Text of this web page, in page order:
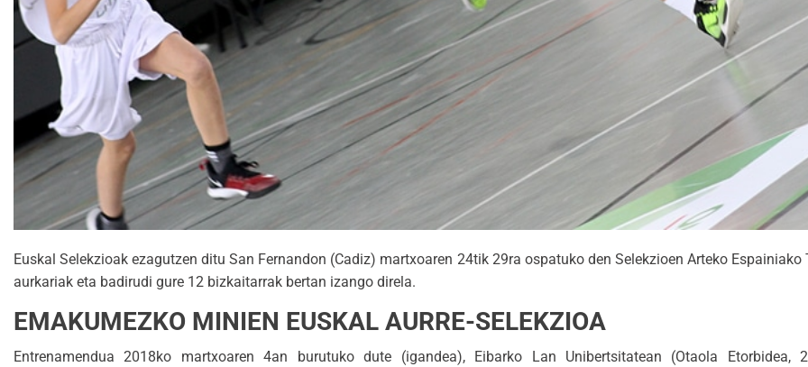
Euskal Selekzioak ezagutzen ditu San Fernandon (Cadiz) martxoaren 24tik 29ra ospatuko den Selekzioen Arteko Espainiako
aurkariak eta badirudi gure 12 bizkaitarrak bertan izango direla.
EMAKUMEZKO MINIEN EUSKAL AURRE-SELEKZIOA
Entrenamendua 2018ko martxoaren 4an burutuko dute (igandea), Eibarko Lan Unibertsitatean (Otaola Etorbidea,